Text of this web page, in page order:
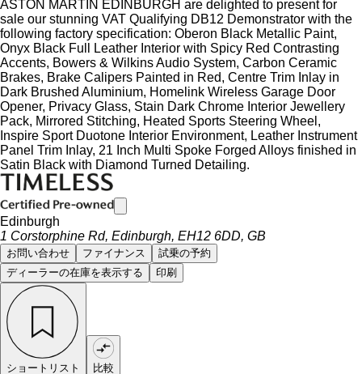
ASTON MARTIN EDINBURGH are delighted to present for
sale our stunning VAT Qualifying DB12 Demonstrator with the
following factory specification: Oberon Black Metallic Paint,
Onyx Black Full Leather Interior with Spicy Red Contrasting
Accents, Bowers & Wilkins Audio System, Carbon Ceramic
Brakes, Brake Calipers Painted in Red, Centre Trim Inlay in
Dark Brushed Aluminium, Homelink Wireless Garage Door
Opener, Privacy Glass, Stain Dark Chrome Interior Jewellery
Pack, Mirrored Stitching, Heated Sports Steering Wheel,
Inspire Sport Duotone Interior Environment, Leather Instrument
Panel Trim Inlay, 21 Inch Multi Spoke Forged Alloys finished in
Satin Black with Diamond Turned Detailing.
Edinburgh
1 Corstorphine Rd, Edinburgh, EH12 6DD, GB
お問い合わせ ファイナンス
試乗の予約
ディーラーの在庫を表示する
印刷
ショートリスト 比較